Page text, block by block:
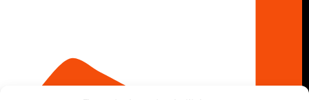
Komis samochodowy Lublin
Komis samochodowy Sochaczew